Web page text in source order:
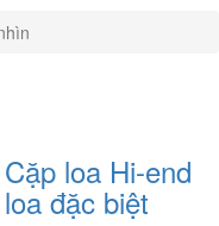
loa Hi-end
đặc biệt